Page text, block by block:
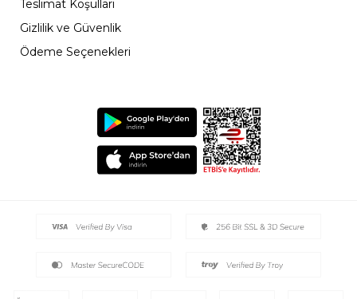
Teslimat Koşulları
Gizlilik ve Güvenlik
Ödeme Seçenekleri